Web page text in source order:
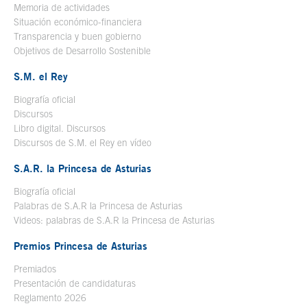
Memoria de actividades
Situación económico-financiera
Transparencia y buen gobierno
Objetivos de Desarrollo Sostenible
S.M. el Rey
Biografía oficial
Discursos
Libro digital. Discursos
Discursos de S.M. el Rey en vídeo
S.A.R. la Princesa de Asturias
Biografía oficial
Palabras de S.A.R la Princesa de Asturias
Videos: palabras de S.A.R la Princesa de Asturias
Premios Princesa de Asturias
Premiados
Presentación de candidaturas
Reglamento 2026